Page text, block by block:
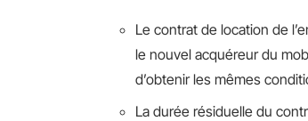
Le contrat de location de
le nouvel acquéreur du
d’obtenir les mêmes
La durée résiduelle du